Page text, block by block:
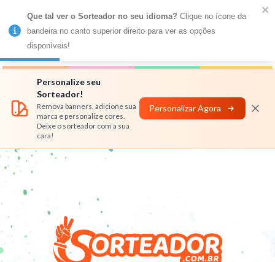
MENU
Números
Personalize seu
Sorteador!
Remova banners, adicione sua
marca e personalize cores.
Deixe o sorteador com a sua
cara!
Personalizar Agora
Que tal ver o Sorteador no seu idioma? Clique no ícone da
bandeira no canto superior direito para ver as opções
disponíveis!